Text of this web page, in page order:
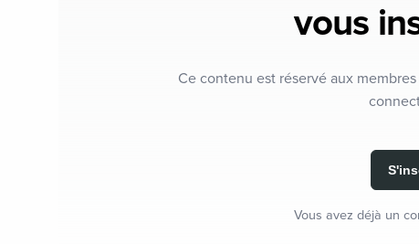
vous
Ce contenu est réservé aux
Vous avez déjà un